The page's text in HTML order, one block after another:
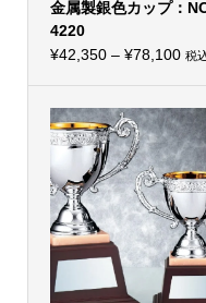
金属製銀色カップ：
4220
¥42,350 – ¥78,100価
–
税
の
品
に
は
数
の
バ
リ
エ
ー
シ
ョ
ン